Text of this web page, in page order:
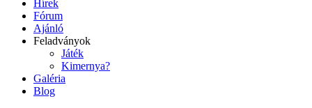
Hírek
Fórum
Ajánló
Feladványok
Játék
Kimernya?
Galéria
Blog